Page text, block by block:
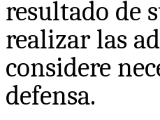
resultado de
realizar las
considere
defensa.